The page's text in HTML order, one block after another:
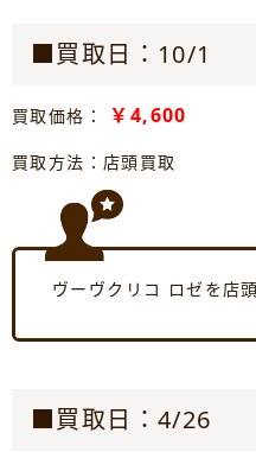
■買取日：10/1
買取価格： ￥4,600
買取方法：店頭買取
ヴーヴクリコ ロゼを店
■買取日：4/26